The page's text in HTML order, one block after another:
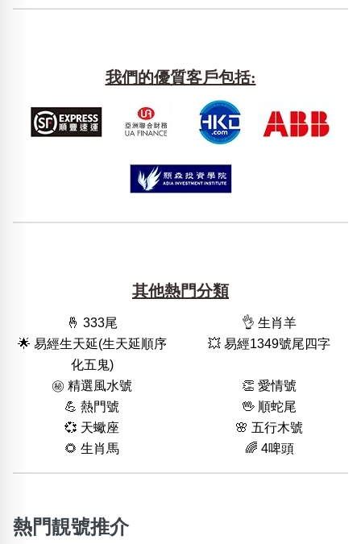
我們的優質客戶包括:
其他熱門分類
🤞 333尾
👌 生肖羊
🌟 易經生天延(生天延順序
化五鬼)
💥 易經1349號尾四字
㊙️ 精選風水號
👏 愛情號
💪 熱門號
🖖 順蛇尾
💞 天蠍座
🌸 五行木號
🌻 生肖馬
🌈 4啤頭
熱門靚號推介